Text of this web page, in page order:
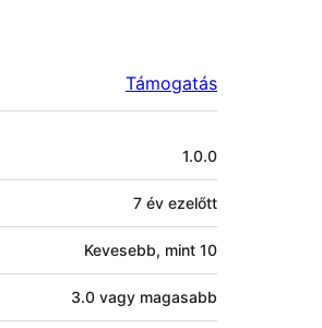
Támogatás
1.0.0
7 év ezelőtt
Kevesebb, mint 10
3.0 vagy magasabb